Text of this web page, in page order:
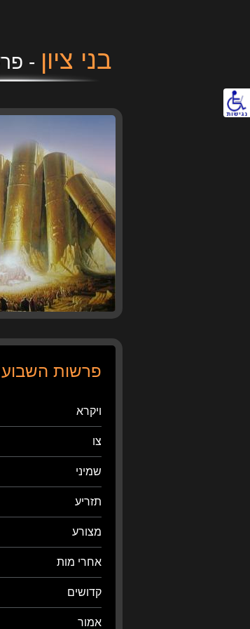
בני ציון
פרשות השבוע
ויקרא
צו
שמיני
תזריע
מצורע
אחרי מות
קדושים
אמור